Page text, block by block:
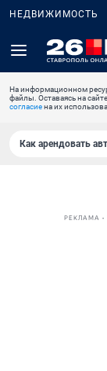
НЕДВИЖИМОСТЬ
На информационном
файлы. Оставаясь на
согласиена их
Как арендовать
РЕКЛАМА •